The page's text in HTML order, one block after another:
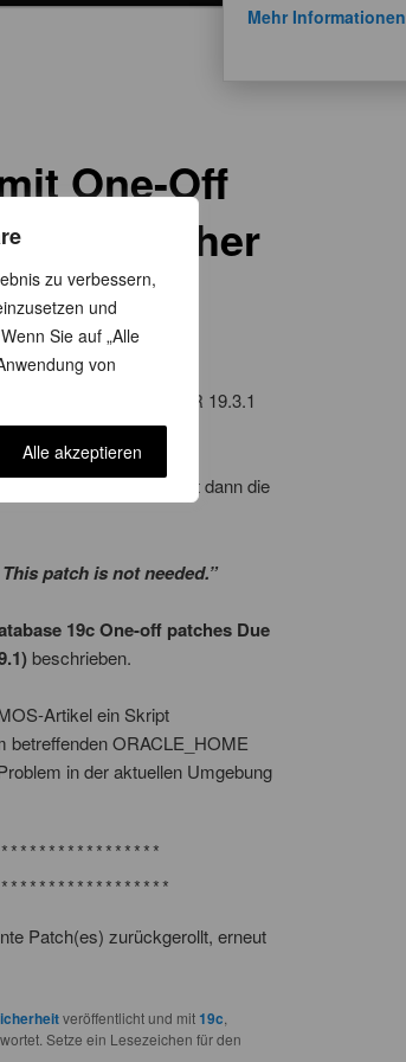
zu verbessern,
und
Sie auf „Alle
von
Alle akzeptieren
One-Off
falscher
19.4 oder dem DB-RUR 19.3.1
/ oder unvollständig.
– hier erscheint dann die
patch is not needed.”
19c One-off patches Due
beschrieben.
Artikel ein Skript
betreffenden ORACLE_HOME
in der aktuellen Umgebung
Patch(es) zurückgerollt, erneut
veröffentlicht und mit19c
Setze ein Lesezeichen für den
Mehr Informationen